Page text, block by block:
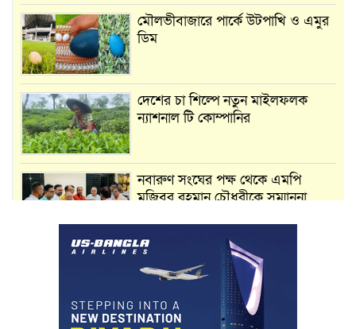
মৌলভীবাজারে পার্কে উটপাখি ও এমুর
ডিম
দেশের চা শিল্পে নতুন মাইলফলক
ন্যাশনাল টি কোম্পানির
নবারুণ সংঘের পক্ষ থেকে এমপি
মুজিবুর রহমান চৌধুরীকে সম্মাননা
মার্শাল আর্ট ক্লাব কাপে ‘জুসা মার্শাল
আর্ট’ এর সাফল্য, শ্রীমঙ্গলের আয়াত ও
আইরাহ ঝুলিতে ৪ পদক